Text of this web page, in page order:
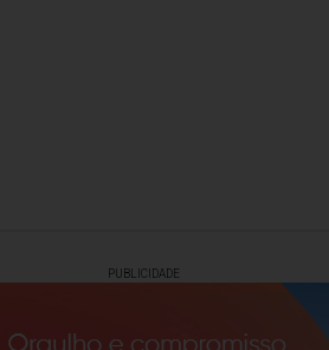
PUBLICIDADE